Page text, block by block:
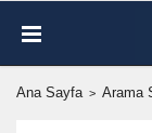
Ana Sayfa Arama